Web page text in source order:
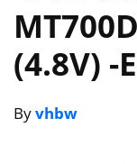
(4.8V) -
Byvhbw